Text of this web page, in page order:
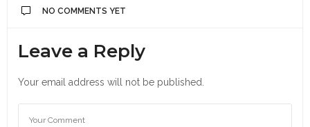
NO COMMENTS YET
Leave a Reply
Your email address will not be published.